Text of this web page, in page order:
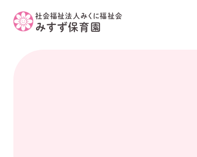
社会福祉法人みくに福祉会
みすず保育園